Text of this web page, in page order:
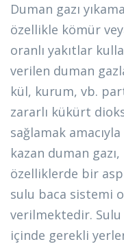
Duman gazı
özellikle kömür
oranlı yakıtlar
verilen duman
kül, kurum, vb.
zararlı kükürt
sağlamak
kazan duman
özelliklerde bir
sulu baca sistemi
verilmektedir.
içinde gerekli